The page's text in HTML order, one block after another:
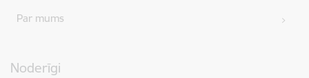
Par mums
Noderīgi